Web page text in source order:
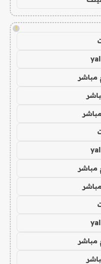
!
مباشر
مباشر
مباشر